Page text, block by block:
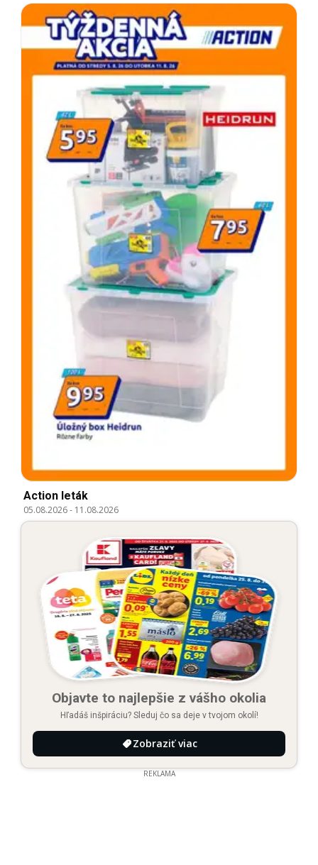
Action leták
05.08.2026- 11.08.2026
Objavte to najlepšie z vášho okolia
Hľadáš inšpiráciu? Sleduj čo sa deje v tvojom okolí!
Zobraziť viac
REKLAMA